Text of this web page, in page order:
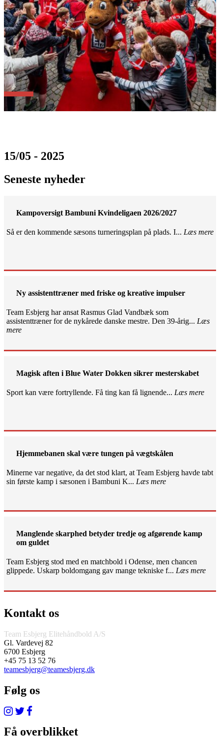
15/05 - 2025
Seneste nyheder
Kampoversigt Bambuni Kvindeligaen 2026/2027
Så er den kommende sæsons turneringsplan på plads. I... Læs mere
Ny assistenttræner med friske og kreative impulser
Team Esbjerg har ansat Rasmus Glad Vandbæk som
assistenttræner for de nykårede danske mestre. Den 39-årig... Læs
mere
Magisk aften i Blue Water Dokken sikrer mesterskabet
Sport kan være fortryllende. Få ting kan få lignende... Læs mere
Hjemmebanen skal være tungen på vægtskålen
Minerne var negative, da det stod klart, at Team Esbjerg havde tabt
sin første kamp i sæsonen i Bambuni K... Læs mere
Manglende skarphed betyder tredje og afgørende kamp
om guldet
Team Esbjerg stod med en matchbold i Odense, men chancen
glippede. Uskarp boldomgang gav mange tekniske f... Læs mere
Kontakt os
Team Esbjerg Elitehåndbold A/S
Gl. Vardevej 82
6700 Esbjerg
+45 75 13 52 76
teamesbjerg@teamesbjerg.dk
Følg os
Få overblikket